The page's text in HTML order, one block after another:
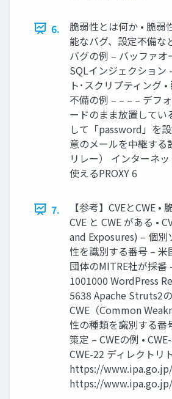
6.
脆弱性とは何か • 脆弱
能なバグ、設定不備な
バグの例 – バッファオ
SQLインジェクション
ト･スクリプティング
不備の例 – – – – デフ
ードのまま放置してい
して「password」を
意のメールを中継する
リレー） インターネ
使えるPROXY 6
7.
【参考】CVEとCWE
CVE と CWE がある •
and Exposures) – 個
性を識別する番号 –
団体のMITRE社が採番
1001000 WordPress
5638 Apache Struts2
CWE（Common
性の種類を識別する番
策定 – CWEの例 •
CWE-22 ディレクトリ
https://
https://